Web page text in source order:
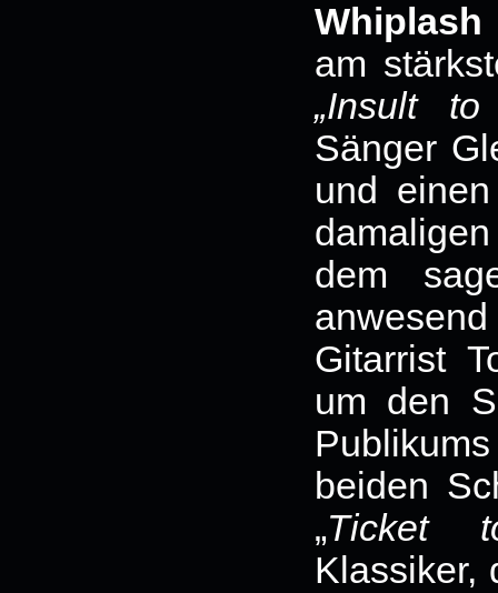
Whiplash
am
„Insult to
Sänger
und
dem
Gitarrist
um den
beiden
„Ticket
Klassiker,